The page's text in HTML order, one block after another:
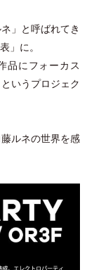
」
と呼ばれてき
表 」 に。
品にフォーカス
いうプロジェク
ルネの世界を感